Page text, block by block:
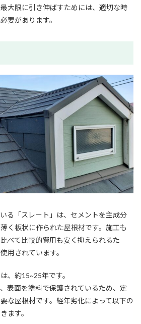
大限に引き伸ばすためには、適切な時
要があります。
る「スレート」は、セメントを主成分
く板状に作られた屋根材です。施工も
べて比較的費用も安く抑えられるた
用されています。
、約15~25年です。
表面を塗料で保護されているため、定
な屋根材です。経年劣化によって以下の
ます。